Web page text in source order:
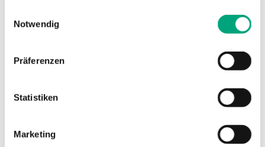
Notwendig
Präferenzen
Statistiken
Marketing
Technische Daten für MTVS / MTRS – 2- und
3-Wege-Regelventil, DN15-50, Kvs 0,63-39,
Anwendung
Heizung, Kühlung,